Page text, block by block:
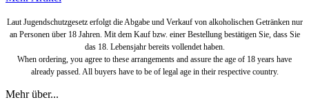
Laut Jugendschutzgesetz erfolgt die Abgabe und Verkauf von alkoholischen Getränken nur
an Personen über 18 Jahren. Mit dem Kauf bzw. einer Bestellung bestätigen Sie, dass Sie
das 18. Lebensjahr bereits vollendet haben.
When ordering, you agree to these arrangements and assure the age of 18 years have
already passed. All buyers have to be of legal age in their respective country.
Mehr über...